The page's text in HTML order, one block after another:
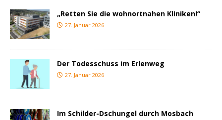
„Retten Sie die wohnortnahen Kliniken!“
27. Januar 2026
Der Todesschuss im Erlenweg
27. Januar 2026
Im Schilder-Dschungel durch Mosbach